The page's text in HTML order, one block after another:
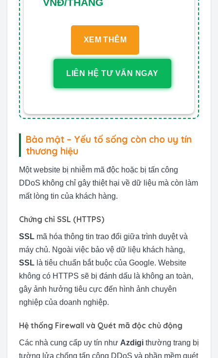
XEM THÊM
LIÊN HỆ TƯ VẤN NGAY
Bảo mật – Yếu tố sống còn cho uy tín
thương hiệu
Một website bị nhiễm mã độc hoặc bị tấn công
DDoS không chỉ gây thiệt hại về dữ liệu mà còn làm
mất lòng tin của khách hàng.
Chứng chỉ SSL (HTTPS)
SSL mã hóa thông tin trao đổi giữa trình duyệt và
máy chủ. Ngoài việc bảo vệ dữ liệu khách hàng,
SSL là tiêu chuẩn bắt buộc của Google. Website
không có HTTPS sẽ bị đánh dấu là không an toàn,
gây ảnh hưởng tiêu cực đến hình ảnh chuyên
nghiệp của doanh nghiệp.
Hệ thống Firewall và Quét mã độc chủ động
Các nhà cung cấp uy tín như Azdigi thường trang bị
tường lửa chống tấn công DDoS và phần mềm quét